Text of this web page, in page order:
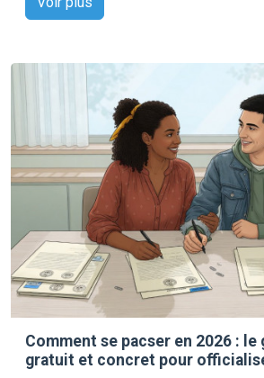
Comment se pacser en 2026 : le
gratuit et concret pour